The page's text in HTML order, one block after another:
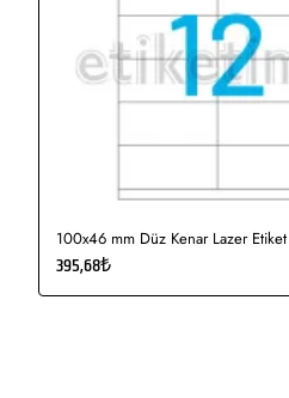
100x46 mm Düz Kenar Lazer Etiket
395,68₺